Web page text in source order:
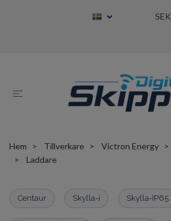
SEK
Hem Tillverkare Victron Energy
Laddare
Centaur Skylla-i Skylla-IP65